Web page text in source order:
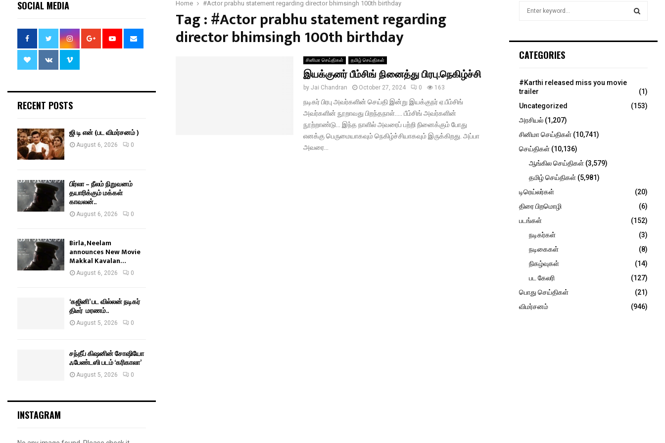
Home #Actor prabhu statement regarding director bhimsingh 100th birthday
Tag : #Actor prabhu statement regarding
director bhimsingh 100th birthday
சினிமா செய்திகள் தமிழ் செய்திகள்
இயக்குனர் பீம்சிங் நினைத்து பிரபு.நெகிழ்ச்சி
by Jai Chandran October 27, 2024 0 163
நடிகர் பிரபு அவர்களின் செய்தி இன்று இயக்குநர் ஏ.பீம்சிங்
அவர்களின் நூறாவது பிறந்தநாள்….. பீம்சிங் அவர்களின்
நூற்றாண்டு… இந்த நாளில் அவரைப் பற்றி நினைக்கும் போது
எனக்கு பெருமையாகவும் நெகிழ்ச்சியாகவும் இருக்கிறது. அப்பா
அவரை...
SOCIAL MEDIA
RECENT POSTS
ஜி டி என் (பட விமர்சனம் )
August 6, 2026 0
பிர்லா – நீலம் நிறுவனம்
தயாரிக்கும் மக்கள்
காவலன்..
August 6, 2026 0
Birla, Neelam
announces New Movie
Makkal Kavalan…
August 6, 2026 0
‘கஜினி’ பட வில்லன் நடிகர்
திடீர் மரணம்..
August 5, 2026 0
சந்தீப் கிஷனின் சோஷியோ
ஃபேண்டஸி படம் ‘கரிகாலா’
August 5, 2026 0
INSTAGRAM
h
o
r
C
CATEGORIES
#Karthi released miss you movie
trailer
(1)
Uncategorized
(153)
அரசியல் (1,207)
சினிமா செய்திகள் (10,741)
செய்திகள் (10,136)
ஆங்கில செய்திகள் (3,579)
தமிழ் செய்திகள் (5,981)
டிரெய்லர்கள்
(20)
திரை பிறமொழி
(6)
படங்கள்
(152)
நடிகர்கள்
(3)
நடிகைகள்
(8)
நிகழ்வுகள்
(14)
பட கேலரி
(127)
பொது செய்திகள்
(21)
விமர்சனம்
(946)